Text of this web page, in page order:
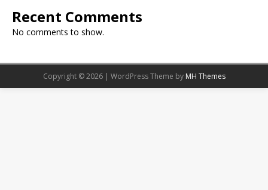
Recent Comments
No comments to show.
Copyright © 2026 | WordPress Theme by MH Themes